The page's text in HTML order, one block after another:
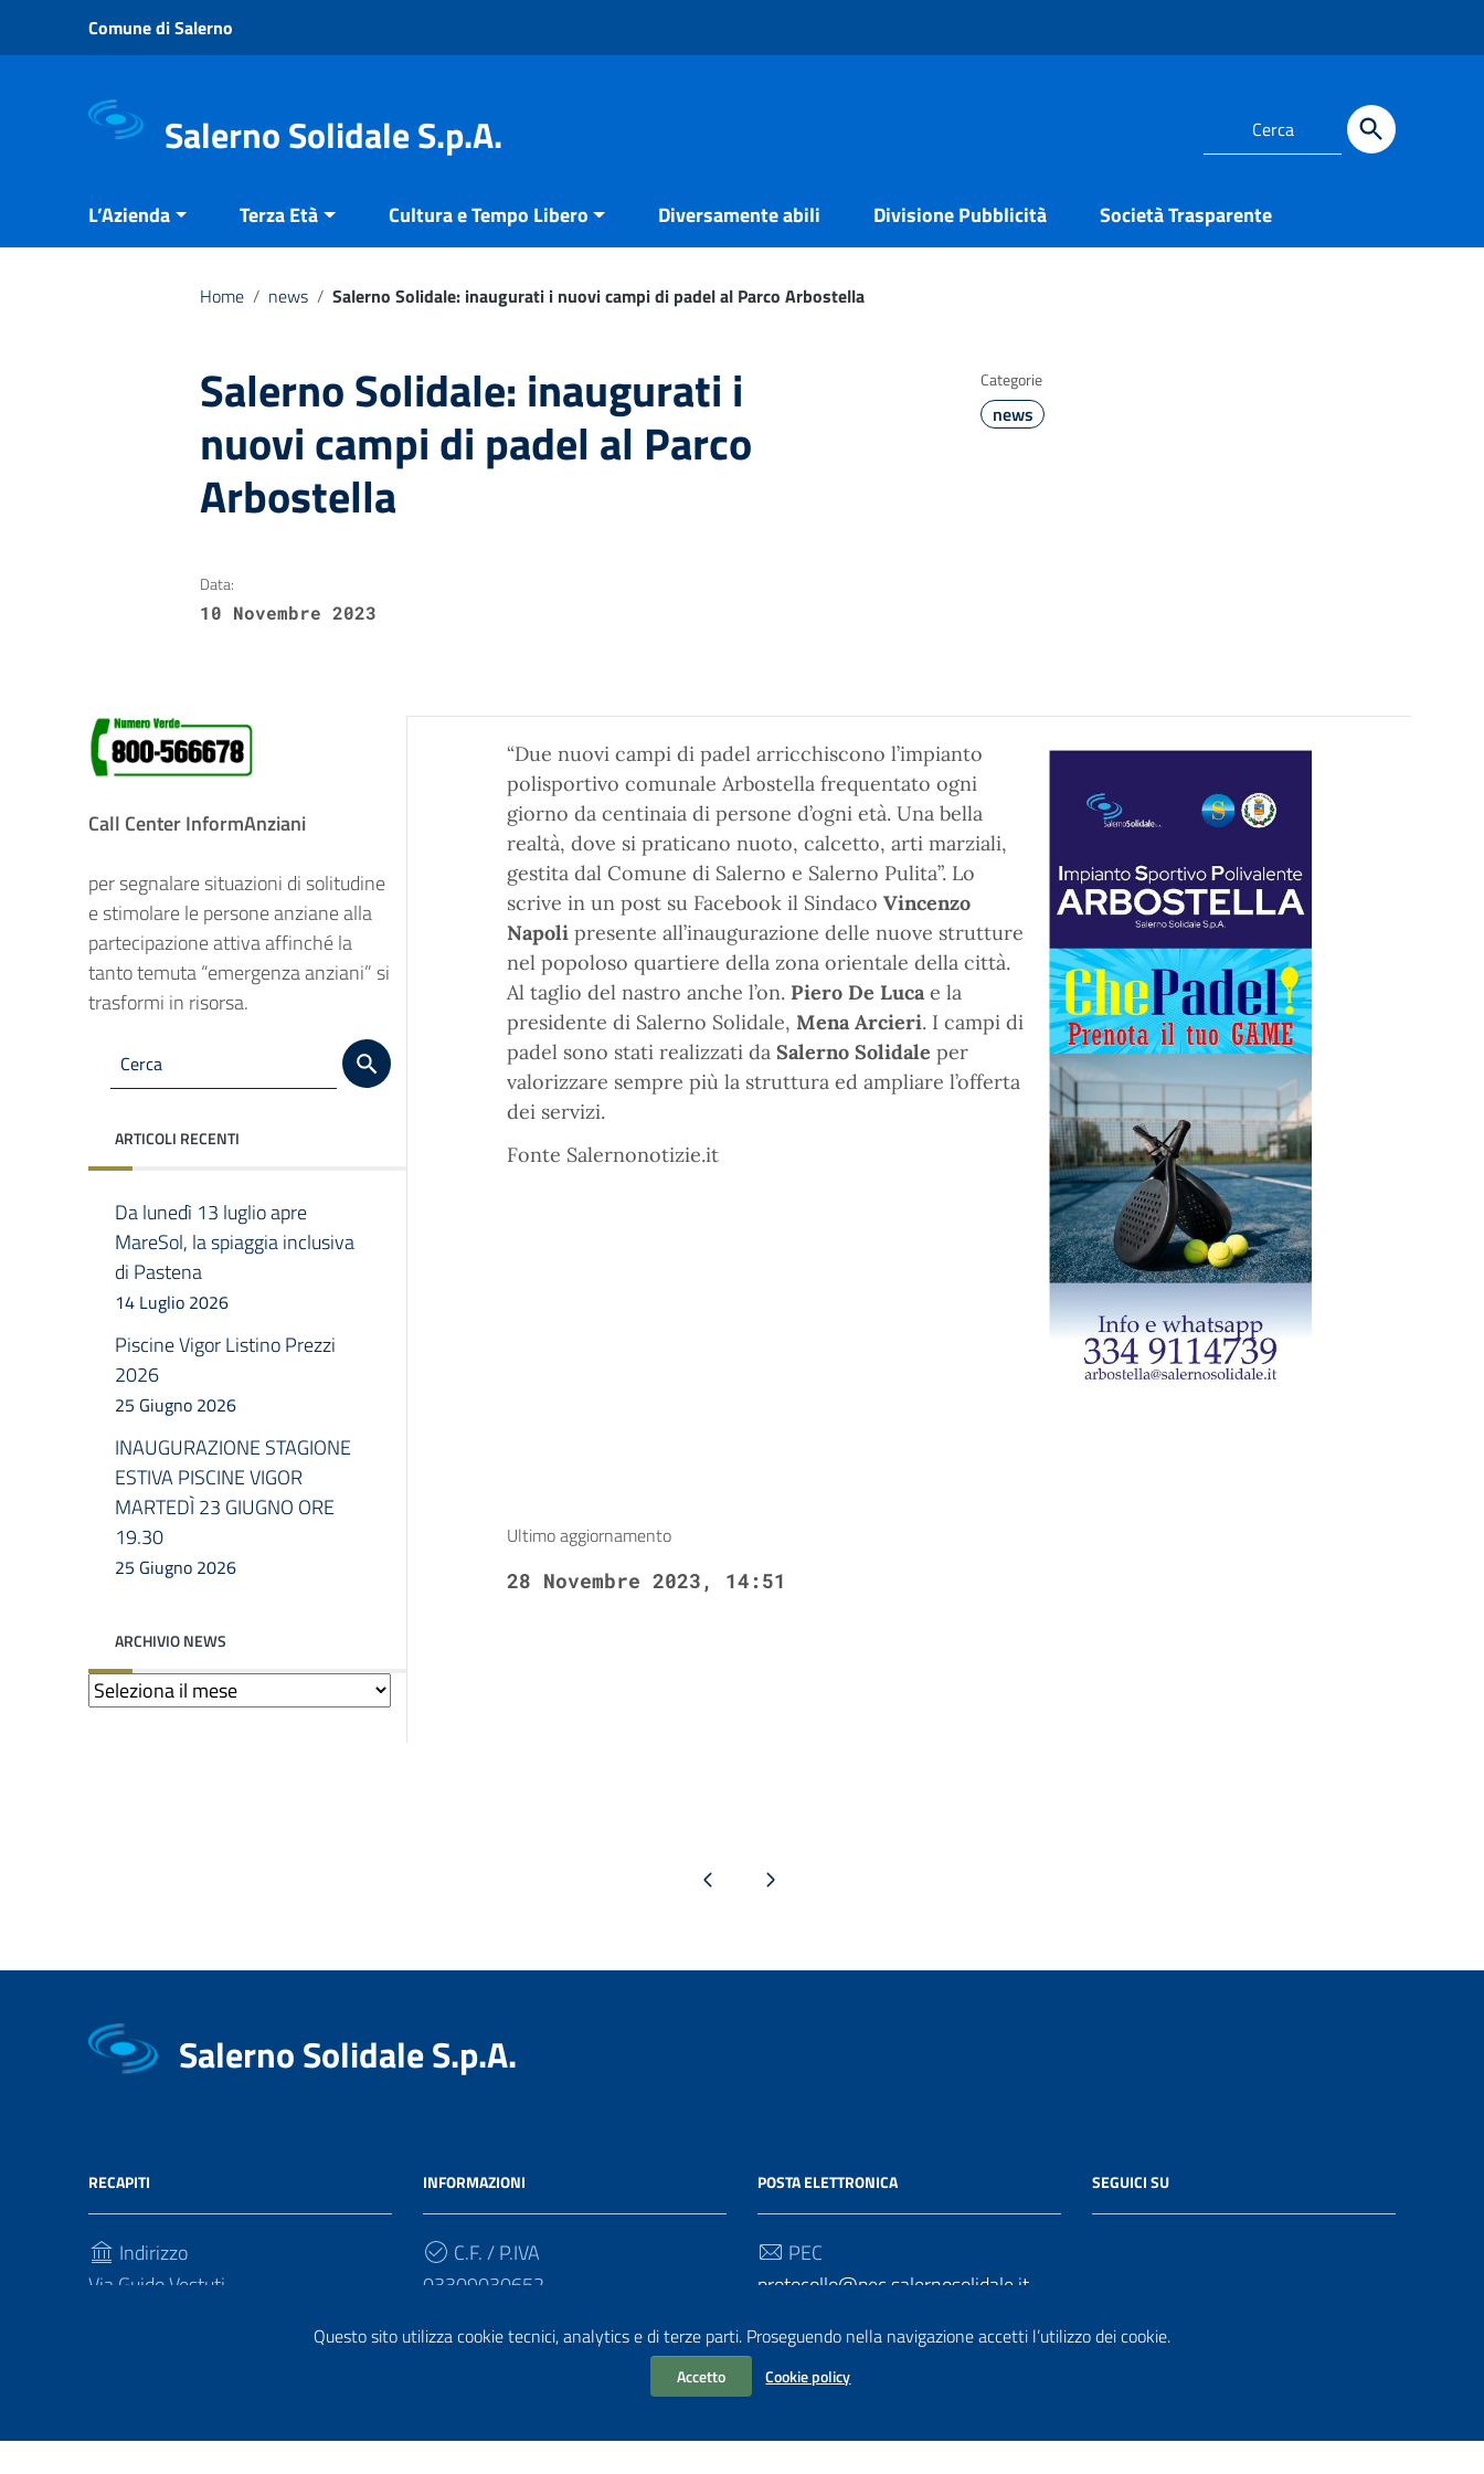
Questo sito utilizza cookie tecnici, analytics e di terze parti. Proseguendo nella navigazione accetti l’utilizzo dei cookie.
Accetto Cookie policy
Vai ai contenuti
Vai al menu di navigazione
Comune di Salerno
Salerno Solidale S.p.A.
L’Azienda Terza Età Cultura e Tempo Libero Diversamente abili Divisione Pubblicità Società Trasparente
Home / news / Salerno Solidale: inaugurati i nuovi campi di padel al Parco Arbostella
Salerno Solidale: inaugurati i
nuovi campi di padel al Parco
Arbostella
Categorie
news
Data:
10 Novembre 2023
Call Center InformAnziani
per segnalare situazioni di solitudine
e stimolare le persone anziane alla
partecipazione attiva affinché la
tanto temuta “emergenza anziani” si
trasformi in risorsa.
ARTICOLI RECENTI
Da lunedì 13 luglio apre
MareSol, la spiaggia inclusiva
di Pastena
14 Luglio 2026
Piscine Vigor Listino Prezzi
2026
25 Giugno 2026
INAUGURAZIONE STAGIONE
ESTIVA PISCINE VIGOR
MARTEDÌ 23 GIUGNO ORE
19.30
25 Giugno 2026
ARCHIVIO NEWS
Archivio
“Due nuovi campi di padel arricchiscono l’impianto
polisportivo comunale Arbostella frequentato ogni
giorno da centinaia di persone d’ogni età. Una bella
realtà, dove si praticano nuoto, calcetto, arti marziali,
gestita dal Comune di Salerno e Salerno Pulita”. Lo
scrive in un post su Facebook il Sindaco Vincenzo
Napolipresente all’inaugurazione delle nuove strutture
nel popoloso quartiere della zona orientale della città.
Al taglio del nastro anche l’on. Piero De Lucae la
presidente di Salerno Solidale, Mena Arcieri. I campi di
padel sono stati realizzati da Salerno Solidale per
valorizzare sempre più la struttura ed ampliare l’offerta
dei servizi.
Fonte Salernonotizie.it
Ultimo aggiornamento
28 Novembre 2023, 14:51
Pagina precedentePagina successiva
Salerno Solidale S.p.A.
RECAPITI
Indirizzo
Via Guido Vestuti
INFORMAZIONI
C.F. / P.IVA
03309030652
Cod. Univoco
POSTA ELETTRONICA
PEC
protocollo@pec.salernosolidale.it
Email
info@salernosolidale.it
SEGUICI SU